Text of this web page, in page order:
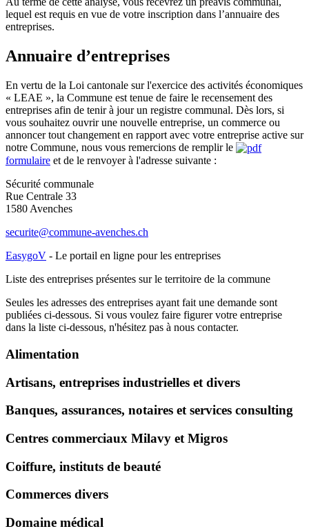
lequel est requis en vue de votre inscription dans l’annuaire des
entreprises.
Annuaire d’entreprises
En vertu de la Loi cantonale sur l'exercice des activités économiques
« LEAE », la Commune est tenue de faire le recensement des
entreprises afin de tenir à jour un registre communal. Dès lors, si
vous souhaitez ouvrir une nouvelle entreprise, un commerce ou
annoncer tout changement en rapport avec votre entreprise active sur
notre Commune, nous vous remercions de remplir le
formulaire et de le renvoyer à l'adresse suivante :
Sécurité communale
Rue Centrale 33
1580 Avenches
securite@commune-avenches.ch
EasygoV - Le portail en ligne pour les entreprises
Liste des entreprises présentes sur le territoire de la commune
Seules les adresses des entreprises ayant fait une demande sont
publiées ci-dessous. Si vous voulez faire figurer votre entreprise
dans la liste ci-dessous, n'hésitez pas à nous contacter.
Alimentation
Artisans, entreprises industrielles et divers
Banques, assurances, notaires et services consulting
Centres commerciaux Milavy et Migros
Coiffure, instituts de beauté
Commerces divers
Domaine médical